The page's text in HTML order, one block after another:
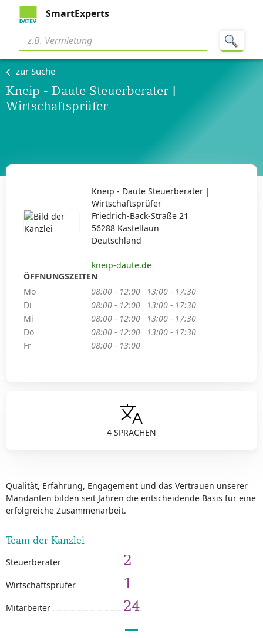
SmartExperts
zur Suche
Kneip - Daute Steuerberater |
Wirtschaftsprüfer
4 SPRACHEN
Qualität, Erfahrung, Engagement und das Vertrauen unserer
Mandanten bilden seit Jahren die entscheidende Basis für eine
erfolgreiche Zusammenarbeit.
Team der Kanzlei
Steuerberater 2
Wirtschaftsprüfer 1
Mitarbeiter 24
Kneip - Daute Steuerberater |
Wirtschaftsprüfer
Friedrich-Back-Straße 21
56288 Kastellaun
Deutschland
kneip-daute.de
ÖFFNUNGSZEITEN
Mo
08:00 - 12:00
13:00 - 17:30
Di
08:00 - 12:00
13:00 - 17:30
Mi
08:00 - 12:00
13:00 - 17:30
Do
08:00 - 12:00
13:00 - 17:30
Fr
08:00 - 13:00